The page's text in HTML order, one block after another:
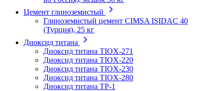
Цемент глиноземистый
Глиноземистый цемент CIMSA ISIDAC 40
(Турция), 25 кг
Диоксид титана
Диоксид титана TIOX-271
Диоксид титана TIOX-220
Диоксид титана TIOX-230
Диоксид титана TIOX-280
Диоксид титана TР-1